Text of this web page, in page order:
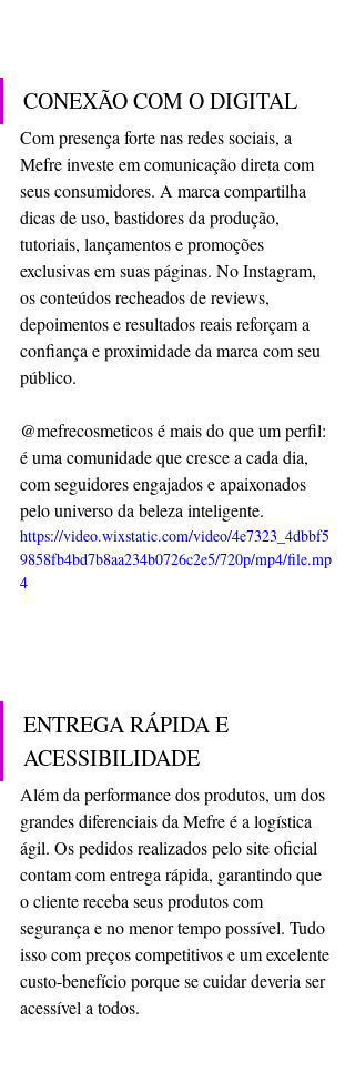
CONEXÃO COM O DIGITAL
Com presença forte nas redes sociais, a
Mefre investe em comunicação direta com
seus consumidores. A marca compartilha
dicas de uso, bastidores da produção,
tutoriais, lançamentos e promoções
exclusivas em suas páginas. No Instagram,
os conteúdos recheados de reviews,
depoimentos e resultados reais reforçam a
confiança e proximidade da marca com seu
público.
@mefrecosmeticos é mais do que um perfil:
é uma comunidade que cresce a cada dia,
com seguidores engajados e apaixonados
pelo universo da beleza inteligente.
https://video.wixstatic.com/video/4e7323_4dbbf5
9858fb4bd7b8aa234b0726c2e5/720p/mp4/file.mp
4
ENTREGA RÁPIDA E
ACESSIBILIDADE
Além da performance dos produtos, um dos
grandes diferenciais da Mefre é a logística
ágil. Os pedidos realizados pelo site oficial
contam com entrega rápida, garantindo que
o cliente receba seus produtos com
segurança e no menor tempo possível. Tudo
isso com preços competitivos e um excelente
custo-benefício porque se cuidar deveria ser
acessível a todos.